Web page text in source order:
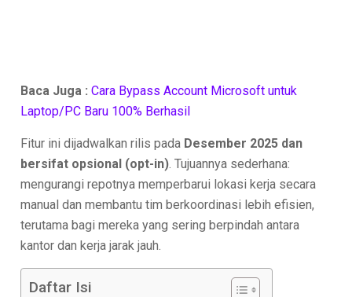
Baca Juga :Cara Bypass Account Microsoft untuk
Laptop/PC Baru 100% Berhasil
Fitur ini dijadwalkan rilis pada Desember 2025 dan
bersifat opsional (opt-in) . Tujuannya sederhana:
mengurangi repotnya memperbarui lokasi kerja secara
manual dan membantu tim berkoordinasi lebih efisien,
terutama bagi mereka yang sering berpindah antara
kantor dan kerja jarak jauh.
Daftar Isi